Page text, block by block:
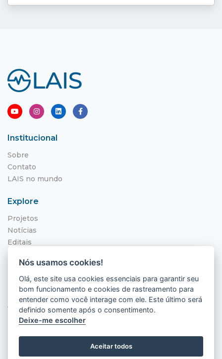
Institucional
Sobre
Contato
LAIS no mundo
Explore
Projetos
Notícias
Editais
Localização
Hospital Universitário Onofre Lopes - HUOL
Av. Nilo Peçanha, 620 - Petrópolis
Natal - RN, 59012-300
Nós usamos cookies!
Olá, este site usa cookies essenciais para garantir seu
bom funcionamento e cookies de rastreamento para
entender como você interage com ele. Este último será
definido somente após o consentimento.
Deixe-me escolher
Aceitar todos